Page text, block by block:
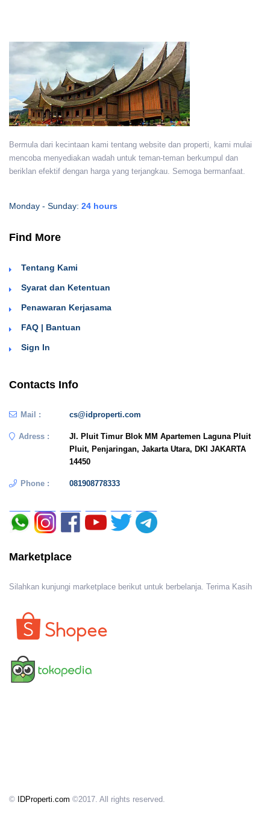
Bermula dari kecintaan kami tentang website dan properti, kami mulai
mencoba menyediakan wadah untuk teman-teman berkumpul dan
beriklan efektif dengan harga yang terjangkau. Semoga bermanfaat.
Monday - Sunday: 24 hours
Find More
Tentang Kami
Syarat dan Ketentuan
Penawaran Kerjasama
FAQ | Bantuan
Sign In
Contacts Info
Mail : cs@idproperti.com
Adress :
Jl. Pluit Timur Blok MM Apartemen Laguna Pluit
Pluit, Penjaringan, Jakarta Utara, DKI JAKARTA
14450
Phone : 081908778333
Marketplace
Silahkan kunjungi marketplace berikut untuk berbelanja. Terima Kasih
© IDProperti.com ©2017. All rights reserved.